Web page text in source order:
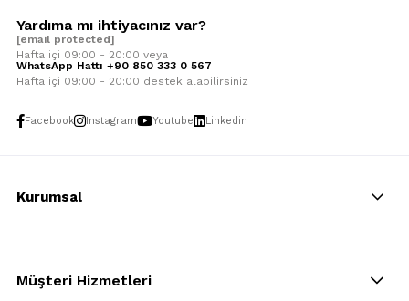
İnce denli ve pamuk veya pamuk oranı yüksek olan dizaltı çoraplar
giyilmektedir.
Yardıma mı ihtiyacınız var?
[email protected]
Hafta içi 09:00 - 20:00 veya
WhatsApp Hattı +90 850 333 0 567
Hafta içi 09:00 - 20:00 destek alabilirsiniz
Facebook Instagram Youtube Linkedin
Kurumsal
Müşteri Hizmetleri